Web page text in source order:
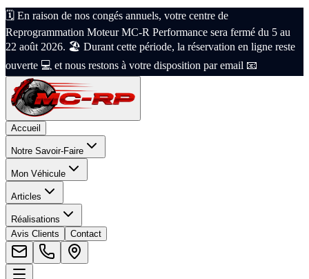
🗓️ En raison de nos congés annuels, votre centre de
Reprogrammation Moteur MC-R Performance sera fermé du 5 au
22 août 2026. 🏖️ Durant cette période, la réservation en ligne reste
ouverte 💻 et nous restons à votre disposition par email 📧
Accueil
Notre Savoir-Faire
Mon Véhicule
Articles
Réalisations
Avis Clients
Contact